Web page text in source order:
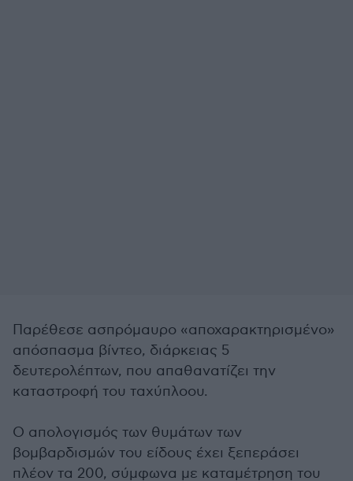
Παρέθεσε ασπρόμαυρο «αποχαρακτηρισμένο»
απόσπασμα βίντεο, διάρκειας 5
δευτερολέπτων, που απαθανατίζει την
καταστροφή του ταχύπλοου.
Ο απολογισμός των θυμάτων των
βομβαρδισμών του είδους έχει ξεπεράσει
πλέον τα 200, σύμφωνα με καταμέτρηση του